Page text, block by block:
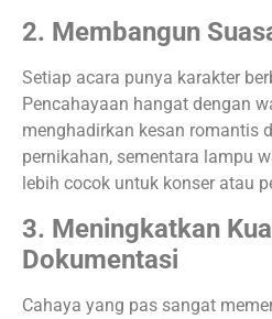
2. Membangun
Setiap acara punya karakter
Pencahayaan hangat dengan
menghadirkan kesan romantis
pernikahan, sementara lampu
lebih cocok untuk konser atau
3. Meningkatkan
Dokumentasi
Cahaya yang pas sangat